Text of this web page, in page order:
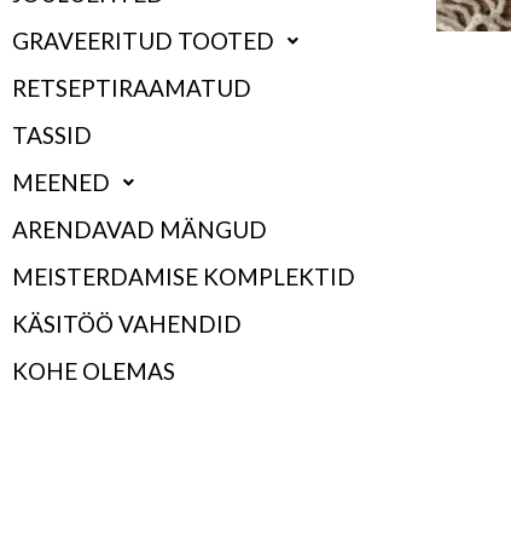
GRAVEERITUD TOOTED
RETSEPTIRAAMATUD
TASSID
MEENED
ARENDAVAD MÄNGUD
MEISTERDAMISE KOMPLEKTID
KÄSITÖÖ VAHENDID
KOHE OLEMAS